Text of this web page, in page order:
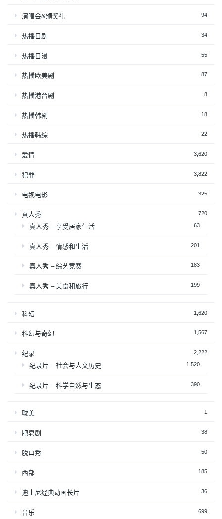
演唱会&颁奖礼 94
热播日剧 34
热播日漫 55
热播欧美剧 87
热播港台剧 8
热播韩剧 18
热播韩综 22
爱情 3,620
犯罪 3,822
电视电影 325
真人秀 720
真人秀 – 享受居家生活 63
真人秀 – 情感和生活 201
真人秀 – 综艺竞赛 183
真人秀 – 美食和旅行 199
科幻 1,620
科幻与奇幻 1,567
纪录 2,222
纪录片 – 社会与人文历史 1,520
纪录片 – 科学自然与生态 390
耽美 1
肥皂剧 38
脱口秀 50
西部 185
迪士尼经典动画长片 36
音乐 699